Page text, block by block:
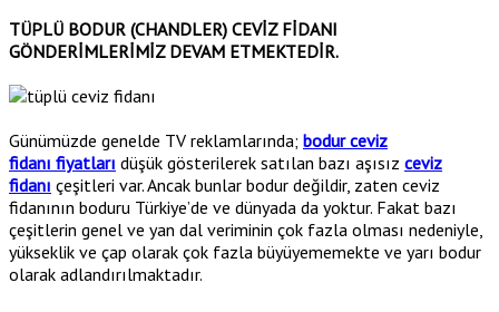
TÜPLÜ BODUR (CHANDLER) CEVİZ FİDANI
GÖNDERİMLERİMİZ DEVAM ETMEKTEDİR.
Günümüzde genelde TV reklamlarında; bodur ceviz
fidanı fiyatları düşük gösterilerek satılan bazı aşısız ceviz
fidanı çeşitleri var. Ancak bunlar bodur değildir, zaten ceviz
fidanının boduru Türkiye’de ve dünyada da yoktur. Fakat bazı
çeşitlerin genel ve yan dal veriminin çok fazla olması nedeniyle,
yükseklik ve çap olarak çok fazla büyüyememekte ve yarı bodur
olarak adlandırılmaktadır.